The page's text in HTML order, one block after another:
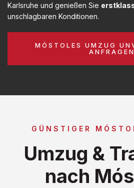
Karlsruhe und genießen Sie
unschlagbaren Konditionen.
MÓSTOLES UMZUG
ANFRAGEN
GÜNSTIGER
Umzug &
nach